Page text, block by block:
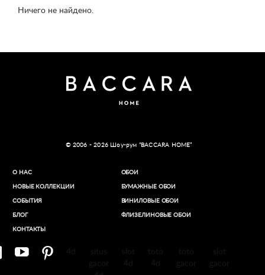
Ничего не найдено.
© 2006 - 2026 Шоу-рум “BACCARA HOME”
О НАС
НОВЫЕ КОЛЛЕКЦИИ
СОБЫТИЯ
БЛОГ
КОНТАКТЫ
ОБОИ
БУМАЖНЫЕ ОБОИ
ВИНИЛОВЫЕ ОБОИ​
ФЛИЗЕЛИНОВЫЕ ОБОИ